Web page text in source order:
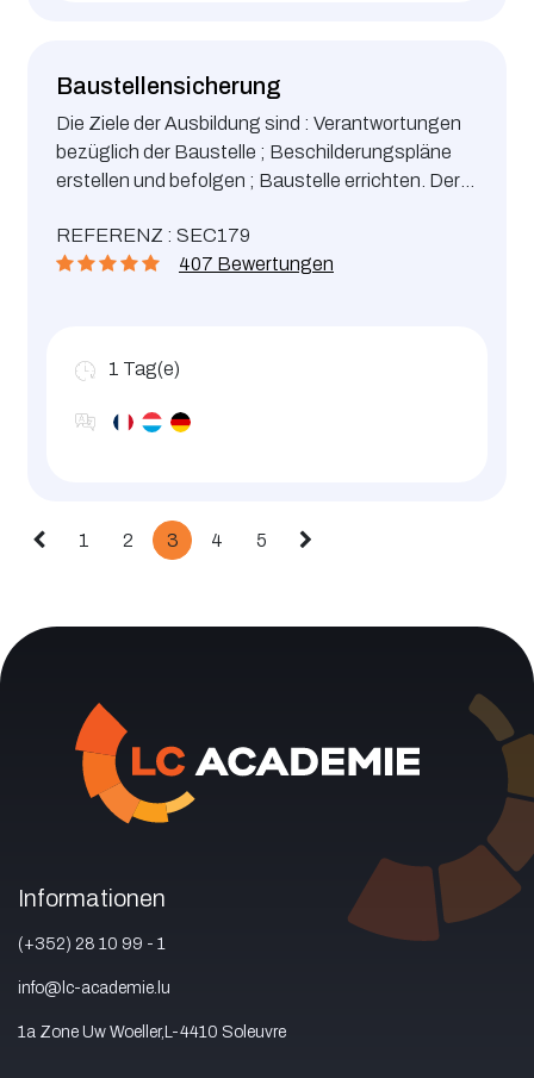
Baustellensicherung
Die Ziele der Ausbildung sind : Verantwortungen
bezüglich der Baustelle ; Beschilderungspläne
erstellen und befolgen ; Baustelle errichten. Der
et signalisation des chantiers routiers von der
COMMISSION DE CIRCULATION DE L’ETAT “.
REFERENZ : SEC179
407 Bewertungen
1 Tag(e)
1 2 3 4 5
Informationen
(+352) 28 10 99 - 1
info@lc-academie.lu
1a Zone Uw Woeller,L-4410 Soleuvre